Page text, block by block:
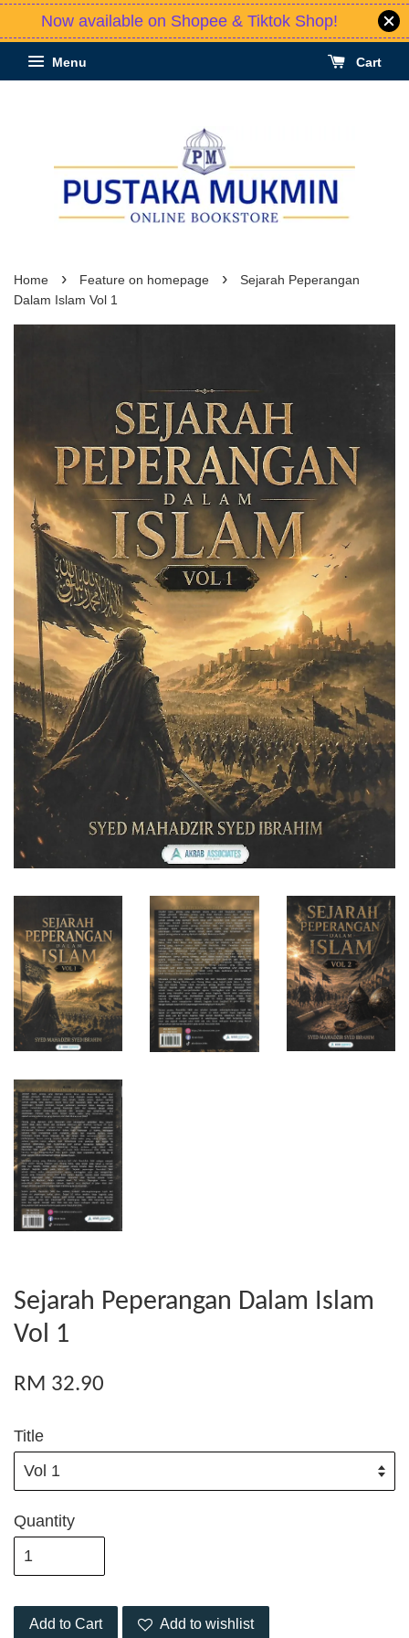
Now available on Shopee & Tiktok Shop!
Menu Cart
Home › Feature on homepage ›
Sejarah Peperangan
Dalam Islam Vol 1
Sejarah Peperangan Dalam Islam
Vol 1
RM 32.90
Title
Quantity
Add to Cart Add to wishlist